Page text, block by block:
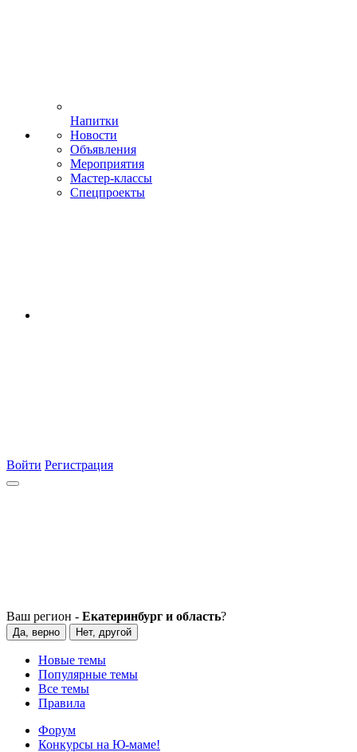
Напитки
Новости
Объявления
Мероприятия
Мастер-классы
Спецпроекты
Войти Регистрация
Ваш регион - Екатеринбург и область?
Да, верно Нет, другой
Новые темы
Популярные темы
Все темы
Правила
Форум
Конкурсы на Ю-маме!